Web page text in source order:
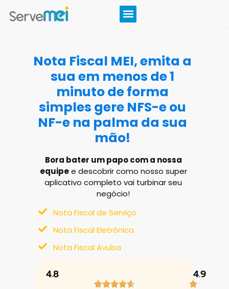
Nota Fiscal MEI, emita a
sua em menos de 1
minuto de forma
simples gere NFS-e ou
NF-e na palma da sua
mão!
Bora bater um papo com a nossa
equipee descobrir como nosso super
aplicativo completo vai turbinar seu
negócio!
Nota Fiscal de Serviço
Nota Fiscal Eletrônica
Nota Fiscal Avulsa
4.8 4.9